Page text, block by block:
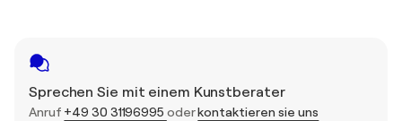
Sprechen Sie mit einem Kunstberater
Anruf +49 30 31196995 oderkontaktieren sie uns